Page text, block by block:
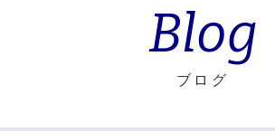
Blog
ブログ